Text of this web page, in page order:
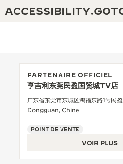
THE REVERSO 1931 CAFÉ
EXPOSITION « THE
EXCELLENCE : PLUS DE 190
INGÉNIOSITÉ : PLUS DE 1
SAVOIR-FAIRE : 108 MÉTIERS
PARTENAIRE OFFICIEL
亨吉利东莞民盈国贸城TV店
广东省东莞市东城区鸿福东路1号民
Dongguan, Chine
POINT DE VENTE
VOIR PLUS